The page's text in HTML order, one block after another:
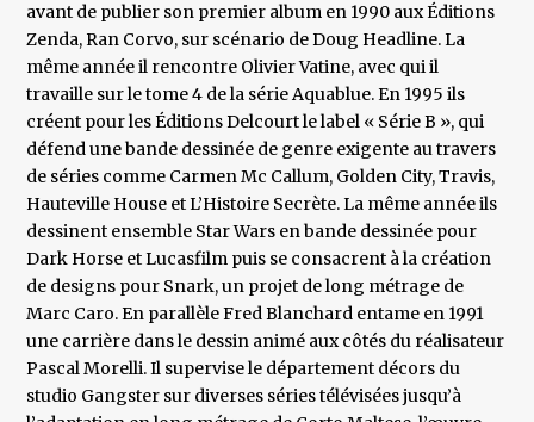
avant de publier son premier album en 1990 aux Éditions
Zenda, Ran Corvo, sur scénario de Doug Headline. La
même année il rencontre Olivier Vatine, avec qui il
travaille sur le tome 4 de la série Aquablue. En 1995 ils
créent pour les Éditions Delcourt le label « Série B », qui
défend une bande dessinée de genre exigente au travers
de séries comme Carmen Mc Callum, Golden City, Travis,
Hauteville House et L’Histoire Secrète. La même année ils
dessinent ensemble Star Wars en bande dessinée pour
Dark Horse et Lucasfilm puis se consacrent à la création
de designs pour Snark, un projet de long métrage de
Marc Caro. En parallèle Fred Blanchard entame en 1991
une carrière dans le dessin animé aux côtés du réalisateur
Pascal Morelli. Il supervise le département décors du
studio Gangster sur diverses séries télévisées jusqu’à